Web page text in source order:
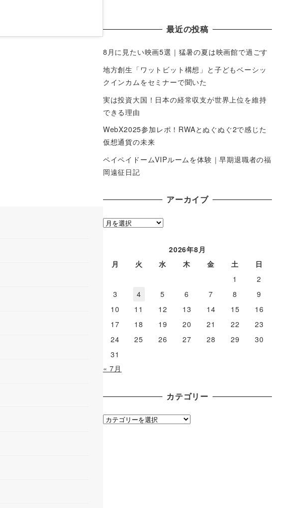
最近の投稿
8月に見たい映画5選｜猛暑の夏は映画館で過ごす
地方創生「ワットビット構想」と子どもベーシッ
クインカムをセミナーで聞いた
実は投資大国！日本の経常収支が世界上位を維持
できる理由
WebX2025参加レポ！RWAとぬぐぬぐ2で感じた
仮想通貨の未来
ペイペイドームVIPルームを体験｜早期退職者の福
岡遠征日記
アーカイブ
ア
2026年8月
月
火 水 木 金 土
日
1
2
3
4 5 6 7 8
9
10
11 12 13 14 15
16
17
18 19 20 21 22
23
24
25 26 27 28 29
30
31
« 7月
カテゴリー
カ